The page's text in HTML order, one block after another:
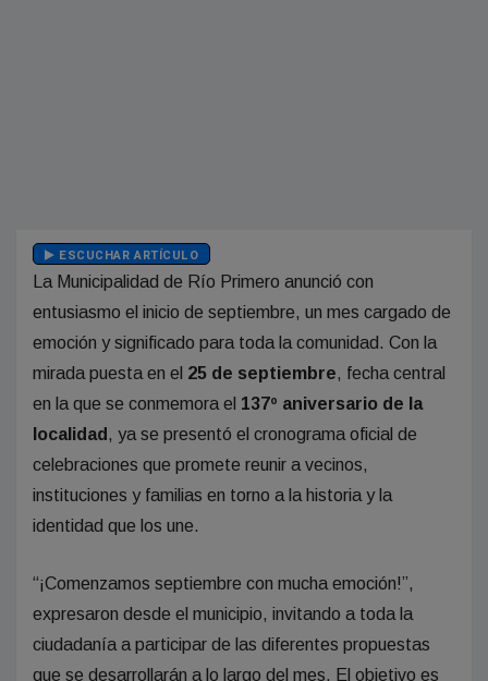
ESCUCHAR ARTÍCULO
La Municipalidad de Río Primero anunció con
entusiasmo el inicio de septiembre, un mes cargado de
emoción y significado para toda la comunidad. Con la
mirada puesta en el 25 de septiembre, fecha central
en la que se conmemora el 137º aniversario de la
localidad , ya se presentó el cronograma oficial de
celebraciones que promete reunir a vecinos,
instituciones y familias en torno a la historia y la
identidad que los une.
“¡Comenzamos septiembre con mucha emoción!”,
expresaron desde el municipio, invitando a toda la
ciudadanía a participar de las diferentes propuestas
que se desarrollarán a lo largo del mes. El objetivo es